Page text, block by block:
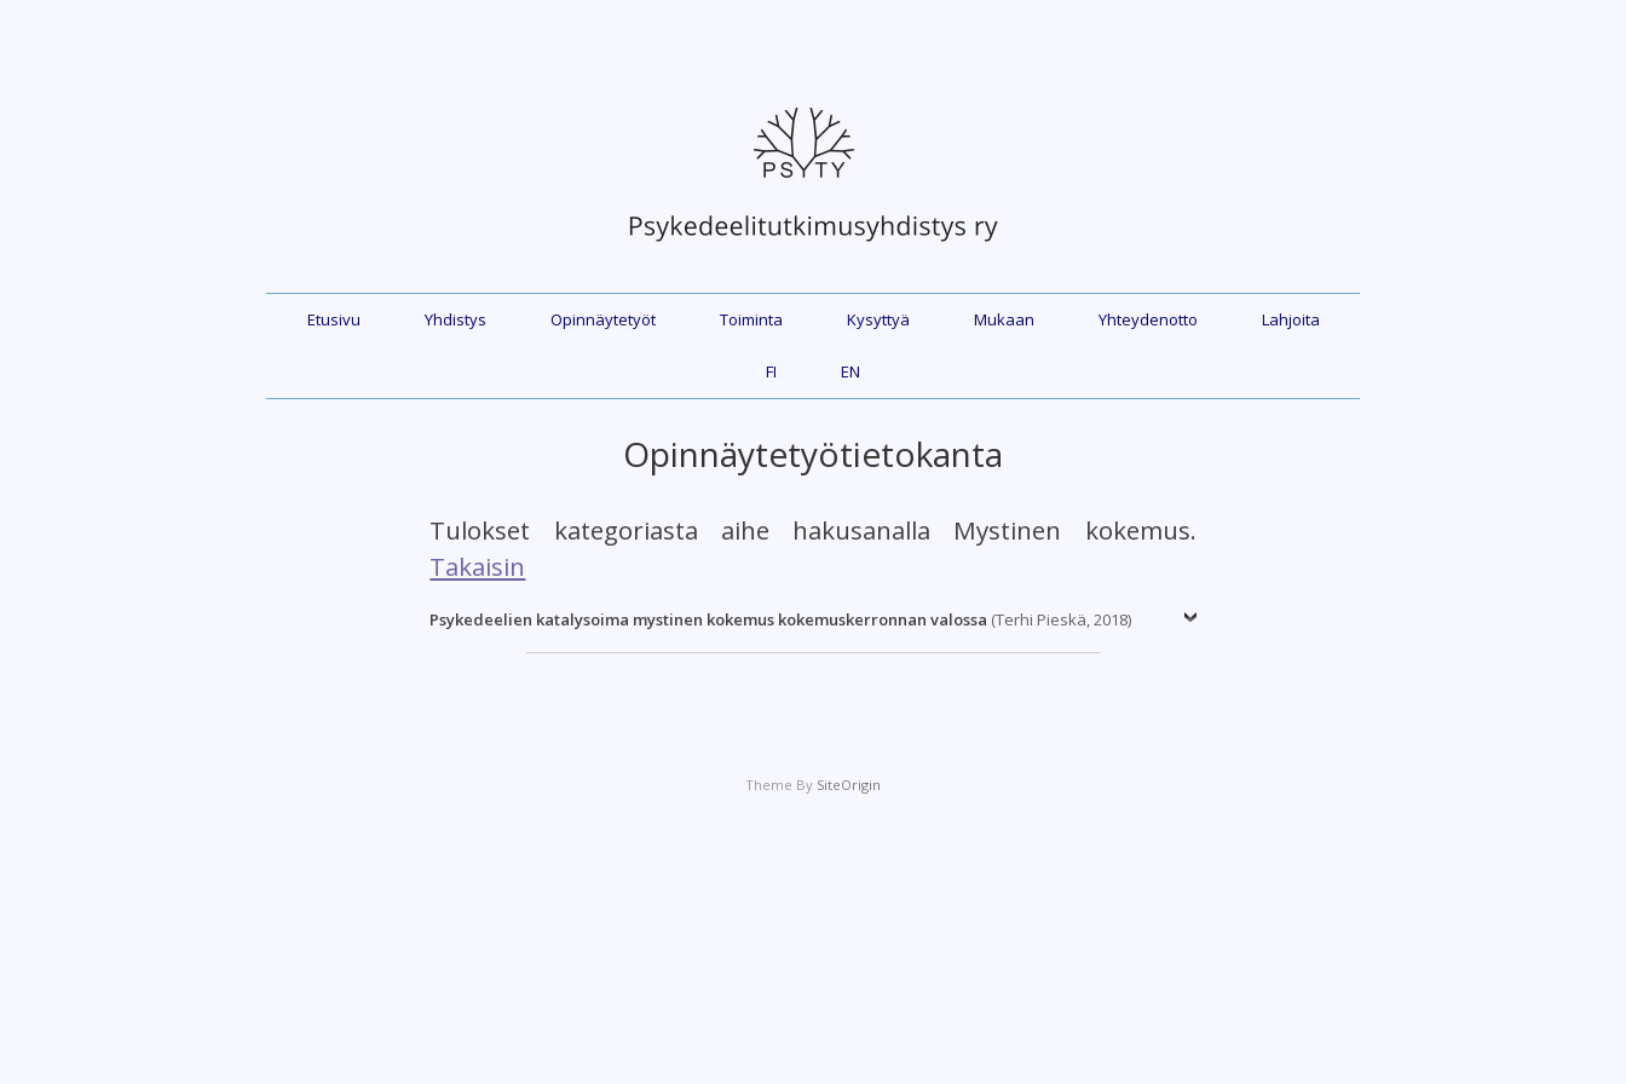
Etusivu Yhdistys Opinnäytetyöt Toiminta Kysyttyä Mukaan Yhteydenotto Lahjoita
FI EN
Opinnäytetyötietokanta
Tulokset kategoriasta aihe hakusanalla Mystinen kokemus.
Takaisin
Psykedeelien katalysoima mystinen kokemus kokemuskerronnan valossa (Terhi Pieskä, 2018)
Theme By SiteOrigin